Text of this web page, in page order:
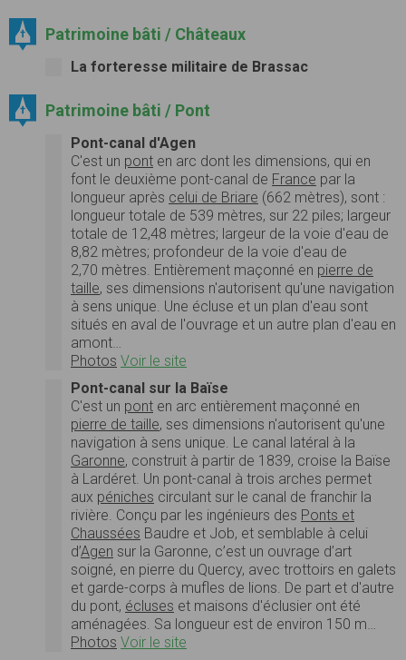
Patrimoine bâti / Châteaux
La forteresse militaire de Brassac
Patrimoine bâti / Pont
Pont-canal d'Agen
C'est un pont en arc dont les dimensions, qui en
font le deuxième pont-canal de France par la
longueur après celui de Briare (662 mètres), sont :
longueur totale de 539 mètres, sur 22 piles; largeur
totale de 12,48 mètres; largeur de la voie d'eau de
8,82 mètres; profondeur de la voie d'eau de
2,70 mètres. Entièrement maçonné en pierre de
taille, ses dimensions n'autorisent qu'une navigation
à sens unique. Une écluse et un plan d'eau sont
situés en aval de l'ouvrage et un autre plan d'eau en
amont…
Photos Voir le site
Pont-canal sur la Baïse
C'est un pont en arc entièrement maçonné en
pierre de taille, ses dimensions n'autorisent qu'une
navigation à sens unique. Le canal latéral à la
Garonne, construit à partir de 1839, croise la Baïse
à Lardéret. Un pont-canal à trois arches permet
aux péniches circulant sur le canal de franchir la
rivière. Conçu par les ingénieurs des Ponts et
Chaussées Baudre et Job, et semblable à celui
d’Agen sur la Garonne, c’est un ouvrage d’art
soigné, en pierre du Quercy, avec trottoirs en galets
et garde-corps à mufles de lions. De part et d'autre
du pont, écluses et maisons d'éclusier ont été
aménagées. Sa longueur est de environ 150 m…
Photos Voir le site